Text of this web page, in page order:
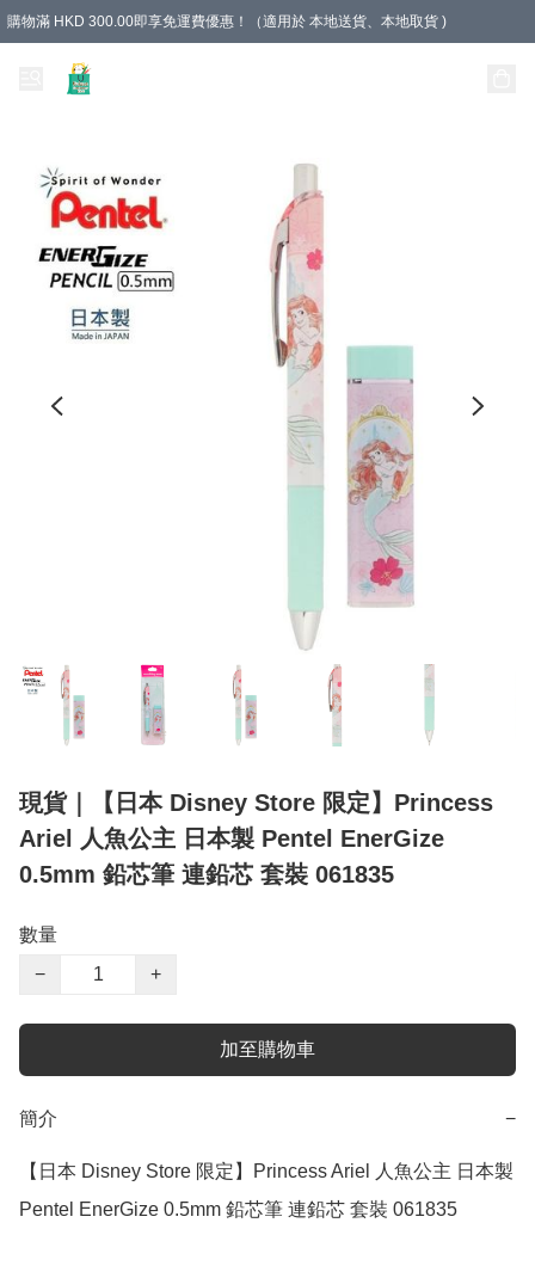
購物滿 HKD 300.00即享免運費優惠！（適用於 本地送貨、本地取貨 )
現貨｜【日本 Disney Store 限定】Princess
Ariel 人魚公主 日本製 Pentel EnerGize
0.5mm 鉛芯筆 連鉛芯 套裝 061835
數量
−
+
加至購物車
簡介 −
【日本 Disney Store 限定】Princess Ariel 人魚公主 日本製
Pentel EnerGize 0.5mm 鉛芯筆 連鉛芯 套裝 061835